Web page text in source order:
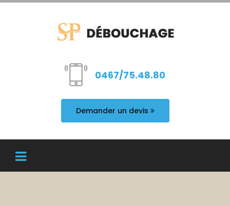
0467/75.48.80
Demander un devis